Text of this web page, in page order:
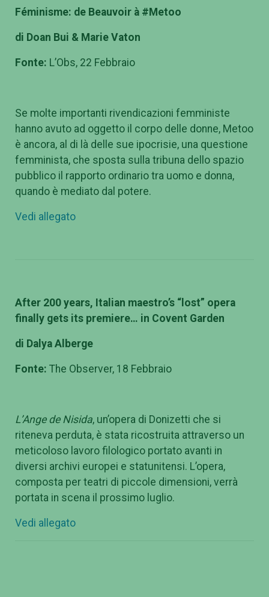
Féminisme: de Beauvoir à #Metoo
di Doan Bui & Marie Vaton
Fonte: L’Obs, 22 Febbraio
Se molte importanti rivendicazioni femministe
hanno avuto ad oggetto il corpo delle donne, Metoo
è ancora, al di là delle sue ipocrisie, una questione
femminista, che sposta sulla tribuna dello spazio
pubblico il rapporto ordinario tra uomo e donna,
quando è mediato dal potere.
Vedi allegato
After 200 years, Italian maestro’s “lost” opera
finally gets its premiere… in Covent Garden
di Dalya Alberge
Fonte: The Observer, 18 Febbraio
L’Ange de Nisida, un’opera di Donizetti che si
riteneva perduta, è stata ricostruita attraverso un
meticoloso lavoro filologico portato avanti in
diversi archivi europei e statunitensi. L’opera,
composta per teatri di piccole dimensioni, verrà
portata in scena il prossimo luglio.
Vedi allegato